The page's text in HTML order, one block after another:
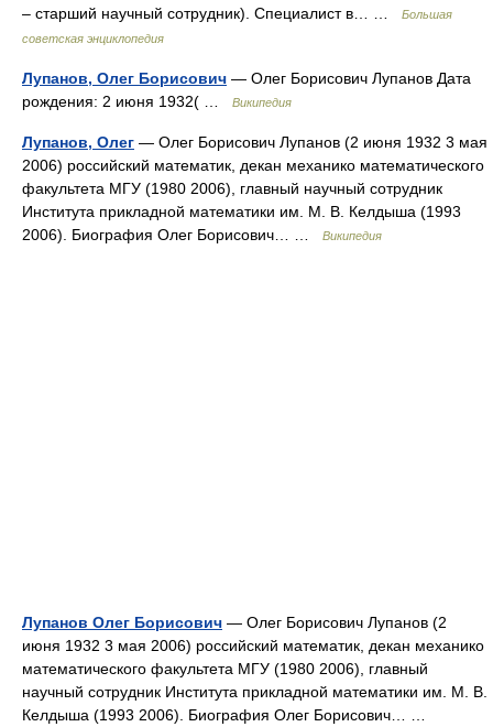
‒ старший научный сотрудник). Специалист в… …
Большая
советская энциклопедия
Лупанов, Олег Борисович — Олег Борисович Лупанов Дата
рождения: 2 июня 1932( …
Википедия
Лупанов, Олег — Олег Борисович Лупанов (2 июня 1932 3 мая
2006) российский математик, декан механико математического
факультета МГУ (1980 2006), главный научный сотрудник
Института прикладной математики им. М. В. Келдыша (1993
2006). Биография Олег Борисович… …
Википедия
Лупанов Олег Борисович — Олег Борисович Лупанов (2
июня 1932 3 мая 2006) российский математик, декан механико
математического факультета МГУ (1980 2006), главный
научный сотрудник Института прикладной математики им. М. В.
Келдыша (1993 2006). Биография Олег Борисович… …